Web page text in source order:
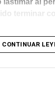
Mendoza, y
de
durante la
terminar
analizó el
en el
CONTINUAR